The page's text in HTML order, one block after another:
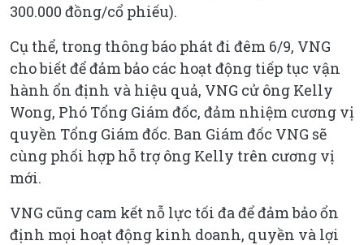
300.000 đồng/cổ phiếu).
Cụ thể, trong thông báo phát đi đêm 6/9, VNG
cho biết để đảm bảo các hoạt động tiếp tục vận
hành ổn định và hiệu quả, VNG cử ông Kelly
Wong, Phó Tổng Giám đốc, đảm nhiệm cương vị
quyền Tổng Giám đốc. Ban Giám đốc VNG sẽ
cùng phối hợp hỗ trợ ông Kelly trên cương vị
mới.
VNG cũng cam kết nỗ lực tối đa để đảm bảo ổn
định mọi hoạt động kinh doanh, quyền và lợi